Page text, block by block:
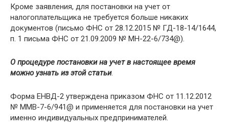
Кроме заявления, для постановки на учет от
налогоплательщика не требуется больше никаких
документов (письмо ФНС от 28.12.2015 № ГД-18-14/1644,
п. 1 письма ФНС от 21.09.2009 № МН-22-6/734@).
О процедуре постановки на учет в настоящее время
можно узнать из этой статьи.
Форма ЕНВД-2 утверждена приказом ФНС от 11.12.2012
№ ММВ-7-6/941@ и применяется для постановки на учет
именно индивидуальных предпринимателей.